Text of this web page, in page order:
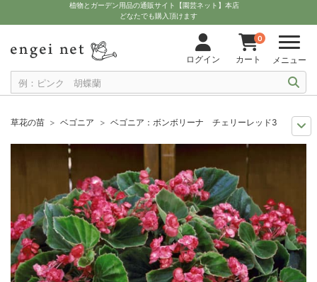
植物とガーデン用品の通販サイト【園芸ネット】本店
どなたでも購入頂けます
ログイン
0
カート メニュー
草花の苗 ベゴニア
ベゴニア：ボンボリーナ チェリーレッド3号ポット
おすすめ植物
ベゴニア ベゴニア：ボンボリーナ チェリーレッド3号ポ